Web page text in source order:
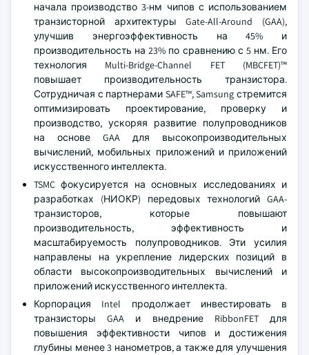
начала производство 3-нм чипов с использованием
транзисторной архитектуры Gate-All-Around (GAA),
улучшив энергоэффективность на 45% и
производительность на 23% по сравнению с 5 нм. Его
технология Multi-Bridge-Channel FET (MBCFET)™
повышает производительность транзистора.
Сотрудничая с партнерами SAFE™, Samsung стремится
оптимизировать проектирование, проверку и
производство, ускоряя развитие полупроводников
на основе GAA для высокопроизводительных
вычислений, мобильных приложений и приложений
искусственного интеллекта.
TSMC фокусируется на основных исследованиях и
разработках (НИОКР) передовых технологий GAA-
транзисторов, которые повышают
производительность, эффективность и
масштабируемость полупроводников. Эти усилия
направлены на укрепление лидерских позиций в
области высокопроизводительных вычислений и
приложений искусственного интеллекта.
Корпорация Intel продолжает инвестировать в
транзисторы GAA и внедрение RibbonFET для
повышения эффективности чипов и достижения
глубины менее 3 нанометров, а также для улучшения